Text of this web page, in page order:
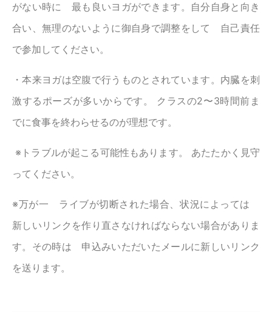
がない時に 最も良いヨガができます。自分自身と向き
合い、無理のないように御自身で調整をして 自己責任
で参加してください。
・本来ヨガは空腹で行うものとされています。内臓を刺
激するポーズが多いからです。 クラスの2〜3時間前ま
でに食事を終わらせるのが理想です。
※トラブルが起こる可能性もあります。 あたたかく見守
ってください。
※万が一 ライブが切断された場合、状況によっては
新しいリンクを作り直さなければならない場合がありま
す。その時は 申込みいただいたメールに新しいリンク
を送ります。